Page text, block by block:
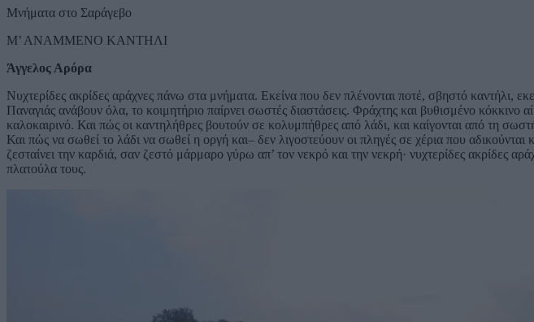
Μνήματα στο Σαράγεβο
Μ’ ΑΝΑΜΜΕΝΟ ΚΑΝΤΗΛΙ
Άγγελος Αρόρα
Νυχτερίδες ακρίδες αράχνες πάνω στα μνήματα. Εκείνα που δεν πλένονται ποτέ, σβηστό
Παναγιάς ανάβουν όλα, το κοιμητήριο παίρνει σωστές διαστάσεις. Φράχτης και βυθισμένο
καλοκαιρινό. Και πώς οι καντηλήθρες βουτούν σε κολυμπήθρες από λάδι, και καίγονται από τη
Και πώς να σωθεί το λάδι να σωθεί η οργή και– δεν λιγοστεύουν οι πληγές σε χέρια που
ζεσταίνει την καρδιά, σαν ζεστό μάρμαρο γύρω απ’ τον νεκρό και την νεκρή· νυχτερίδες ακρίδες
πλατούλα τους.